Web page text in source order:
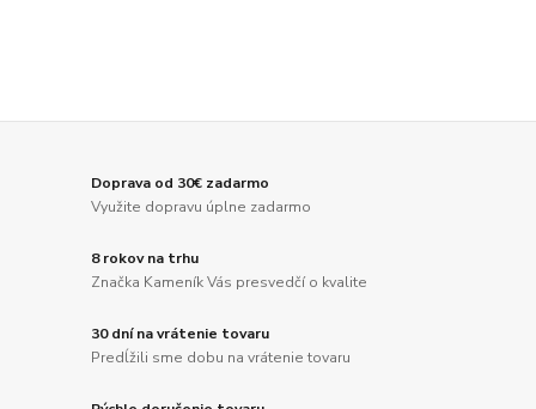
Doprava od 30€ zadarmo
Využite dopravu úplne zadarmo
8 rokov na trhu
Značka Kameník Vás presvedčí o kvalite
30 dní na vrátenie tovaru
Predĺžili sme dobu na vrátenie tovaru